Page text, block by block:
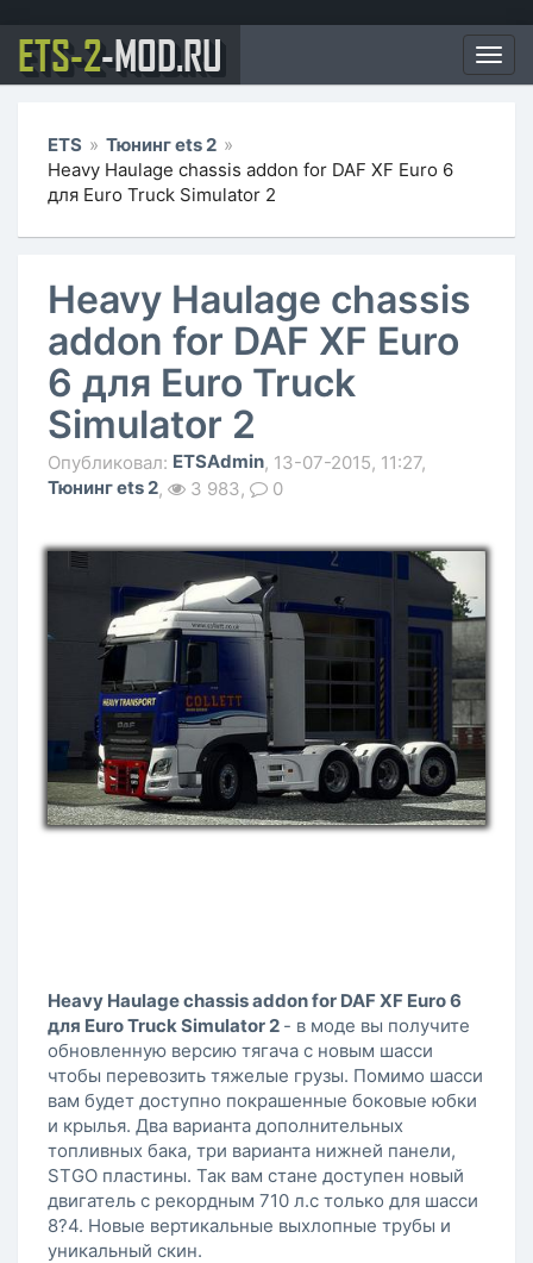
ETS-2-MOD.RU
ETS » Тюнинг ets 2 »
Heavy Haulage chassis addon for DAF XF Euro 6
для Euro Truck Simulator 2
Heavy Haulage chassis
addon for DAF XF Euro
6 для Euro Truck
Simulator 2
Опубликовал: ETSAdmin, 13-07-2015, 11:27,
Тюнинг ets 2, 3 983, 0
Heavy Haulage chassis addon for DAF XF Euro 6
для Euro Truck Simulator 2 - в моде вы получите
обновленную версию тягача с новым шасси
чтобы перевозить тяжелые грузы. Помимо шасси
вам будет доступно покрашенные боковые юбки
и крылья. Два варианта дополнительных
топливных бака, три варианта нижней панели,
STGO пластины. Так вам стане доступен новый
двигатель с рекордным 710 л.с только для шасси
8?4. Новые вертикальные выхлопные трубы и
уникальный скин.